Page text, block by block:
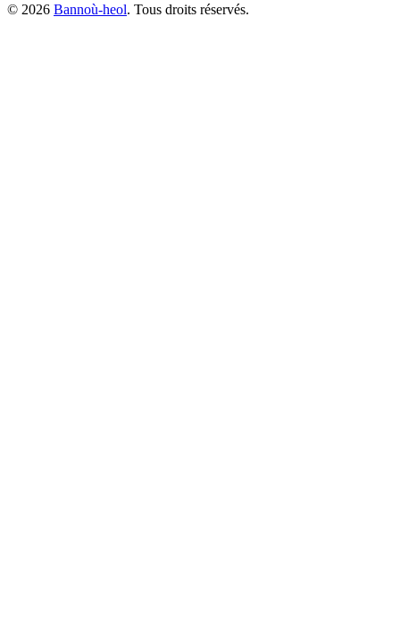
© 2026 Bannoù-heol. Tous droits réservés.